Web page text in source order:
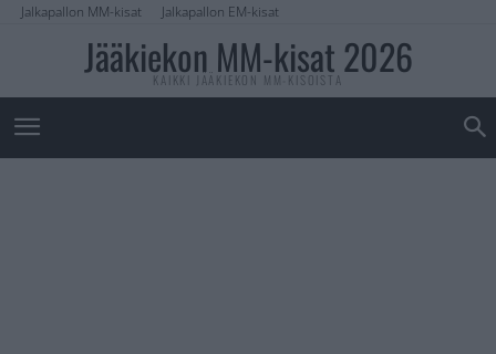
Jalkapallon MM-kisat Jalkapallon EM-kisat
Jääkiekon MM-kisat 2026
KAIKKI JÄÄKIEKON MM-KISOISTA